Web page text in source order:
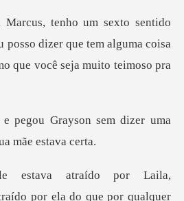
posso dizer que tem alguma coisa
ayson sem dizer uma